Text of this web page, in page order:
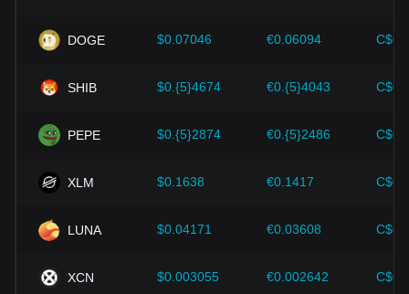
przyszłe zmiany cen Bitcoin i odpowiednio dostosowywać
swoje strategie inwestycyjne do ewoluującego rynku.
DOGE $0.07046 €0.06094
SHIB $0.{5}4674 €0.{5}4043
PEPE $0.{5}2874 €0.{5}2486
XLM $0.1638 €0.1417
LUNA $0.04171 €0.03608
XCN $0.003055 €0.002642